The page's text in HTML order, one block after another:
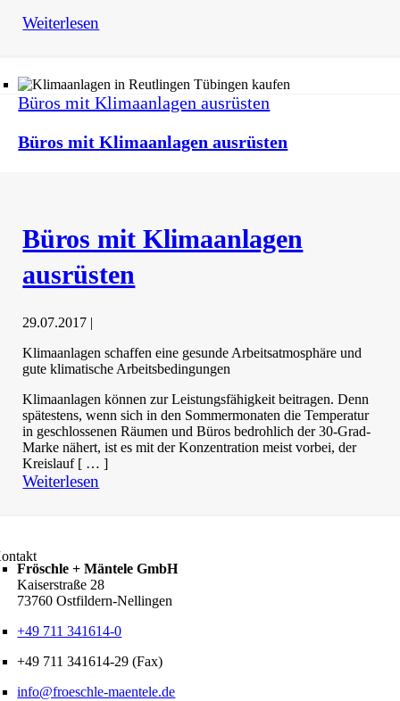
Weiterlesen
Büros mit Klimaanlagen ausrüsten
Büros mit Klimaanlagen ausrüsten
Büros mit Klimaanlagen
ausrüsten
29.07.2017 |
Klimaanlagen schaffen eine gesunde Arbeitsatmosphäre und
gute klimatische Arbeitsbedingungen
Klimaanlagen können zur Leistungsfähigkeit beitragen. Denn
spätestens, wenn sich in den Sommermonaten die Temperatur
in geschlossenen Räumen und Büros bedrohlich der 30-Grad-
Marke nähert, ist es mit der Konzentration meist vorbei, der
Kreislauf [ … ]
Weiterlesen
Fröschle + Mäntele GmbH
Kaiserstraße 28
73760 Ostfildern-Nellingen
+49 711 341614-0
+49 711 341614-29 (Fax)
info@froeschle-maentele.de